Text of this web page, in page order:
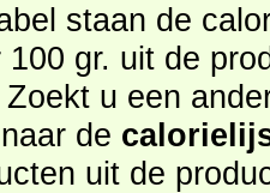
staan de
gr. uit de
de
uit de